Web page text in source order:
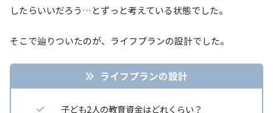
したらいいだろう…とずっと考えている状態でした。
そこで辿りついたのが、ライフプランの設計でした。
ライフプランの設計
子ども2人の教育資金はどれくらい？